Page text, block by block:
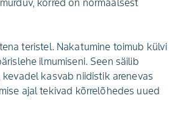
kõrred on normaalsest
teristel. Nakatumine toimub külvi
ilmumiseni. Seen säilib
kasvab niidistik arenevas
ajal tekivad kõrrelõhedes uued